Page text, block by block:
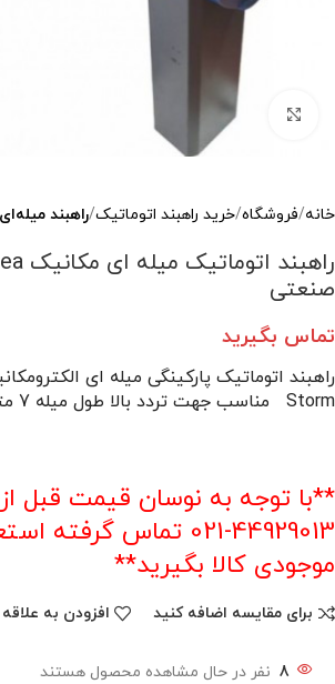
بزرگنمایی تصویر
خانه فروشگاه خرید راهبند اتوماتیک راهبند میله‌ای
صنعتی
تماس بگیرید
Storm مناسب جهت تردد بالا طول میله 7 متر
**با توجه به نوسان قیمت قبل
44929013-021 تماس
موجودی کالا بگیرید**
برای مقایسه اضافه کنید افزودن به
8 نفر در حال مشاهده محصول هستند